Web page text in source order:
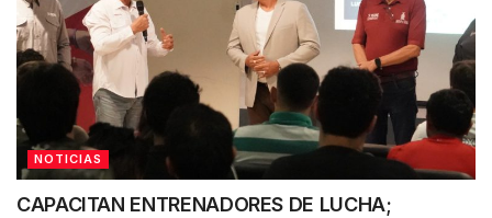
NOTICIAS
CAPACITAN ENTRENADORES DE LUCHA;